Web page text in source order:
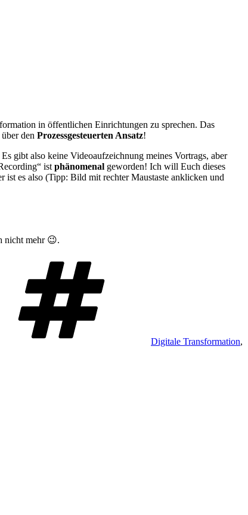
in öffentlichen Einrichtungen zu sprechen. Das
den Prozessgesteuerten Ansatz!
gibt also keine Videoaufzeichnung meines Vortrags, aber
ist phänomenal geworden! Ich will Euch dieses
es also (Tipp: Bild mit rechter Maustaste anklicken und
nicht mehr 😉.
Digitale Transformation,